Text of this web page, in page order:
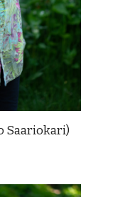
Saariokari)